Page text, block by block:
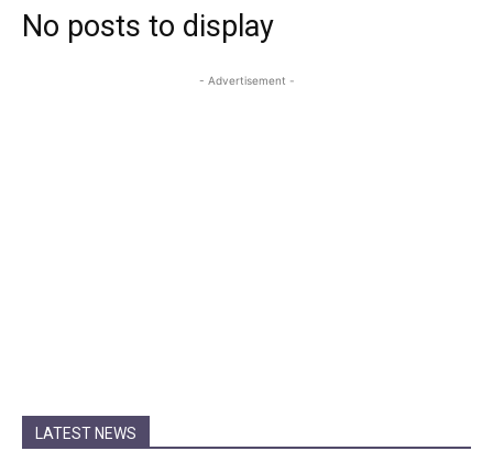
No posts to display
- Advertisement -
LATEST NEWS